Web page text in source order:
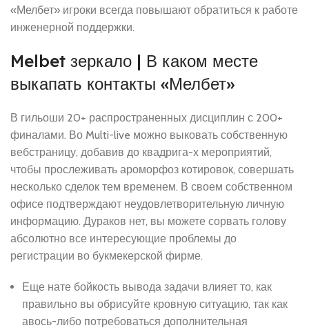
«Мелбет» игроки всегда повышают обратиться к работе
инженерной поддержки.
Melbet зеркало | В каком месте
выкапать контакты «Мелбет»
В гильоши 20+ распространенных дисциплин с 200+
финалами. Во Multi-live можно выковать собственную
вебстраницу, добавив до квадрига-х мероприятий,
чтобы прослеживать ароморфоз котировок, совершать
несколько сделок тем временем. В своем собственном
офисе подтверждают неудовлетворительную личную
информацию. Дураков нет, вы можете сорвать голову
абсолютно все интересующие проблемы до
регистрации во букмекерской фирме.
Еще нате бойкость вывода задачи влияет то, как
правильно вы обрисуйте кровную ситуацию, так как
авось-либо потребоваться дополнительная